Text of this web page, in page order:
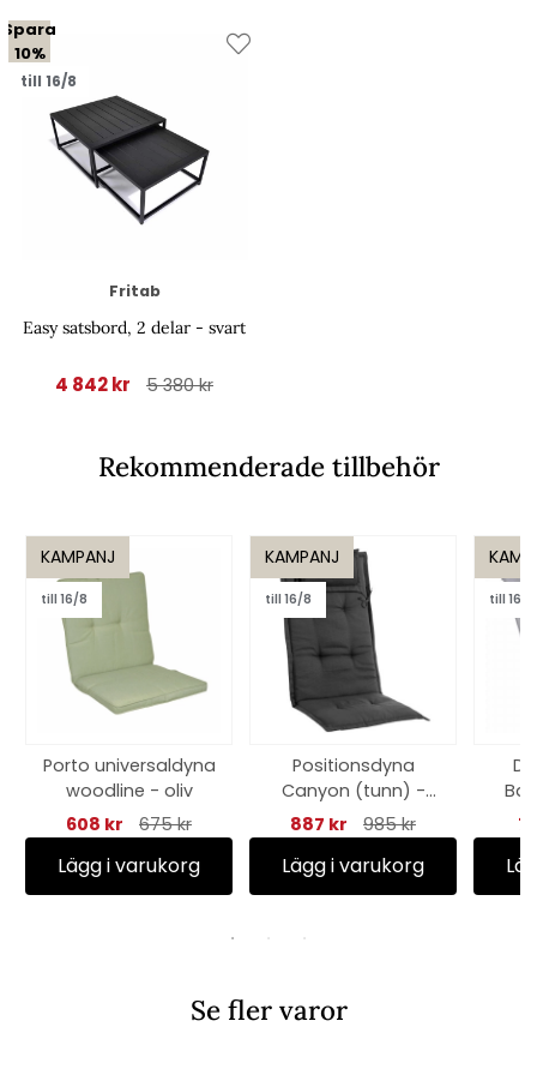
Spara
10%
till 16/8
Fritab
Easy satsbord, 2 delar - svart
4 842 kr 5 380 kr
Rekommenderade tillbehör
KAMPANJ
till 16/8
Porto universaldyna
woodline - oliv
608 kr
675 kr
Lägg i varukorg
KAMPANJ
till 16/8
Positionsdyna
Canyon (tunn) -
svart struktur
887 kr 985 kr
Lägg i varukorg
till 16/8
Se fler varor